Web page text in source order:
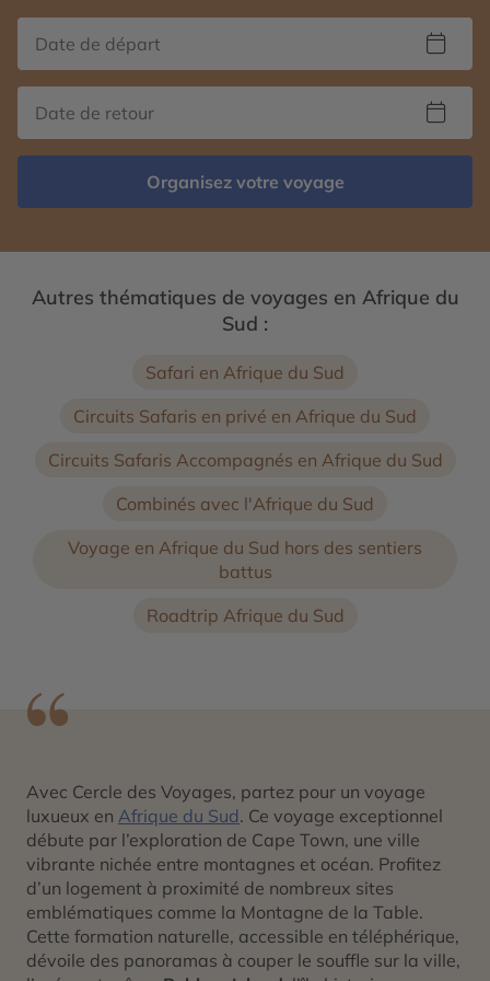
Organisez votre voyage
Autres thématiques de voyages en Afrique du
Sud :
Safari en Afrique du Sud
Circuits Safaris en privé en Afrique du Sud
Circuits Safaris Accompagnés en Afrique du Sud
Combinés avec l'Afrique du Sud
Voyage en Afrique du Sud hors des sentiers
battus
Roadtrip Afrique du Sud
Avec Cercle des Voyages, partez pour un voyage
luxueux en Afrique du Sud. Ce voyage exceptionnel
débute par l’exploration de Cape Town, une ville
vibrante nichée entre montagnes et océan. Profitez
d’un logement à proximité de nombreux sites
emblématiques comme la Montagne de la Table.
Cette formation naturelle, accessible en téléphérique,
dévoile des panoramas à couper le souffle sur la ville,